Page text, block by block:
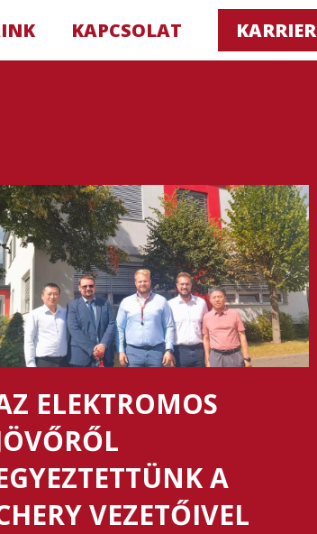
KAPCSOLAT KARRIER
ELEKTROMOS
A
VEZETŐIVEL